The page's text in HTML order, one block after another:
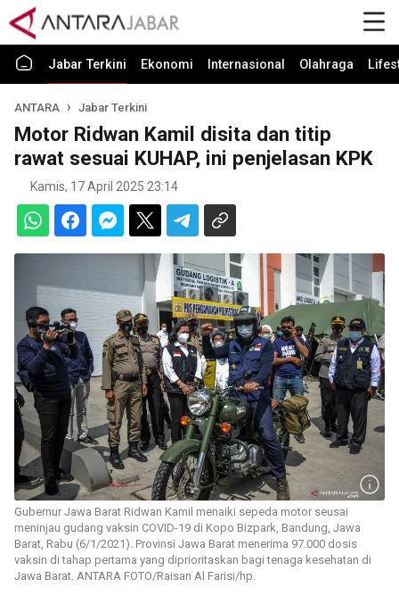
Jabar Terkini Ekonomi Internasional Olahraga
ANTARA Jabar Terkini
Motor Ridwan Kamil disita dan titip
rawat sesuai KUHAP, ini penjelasan KPK
Kamis, 17 April 2025 23:14
Gubernur Jawa Barat Ridwan Kamil menaiki sepeda motor seusai
meninjau gudang vaksin COVID-19 di Kopo Bizpark, Bandung, Jawa
Barat, Rabu (6/1/2021). Provinsi Jawa Barat menerima 97.000 dosis
vaksin di tahap pertama yang diprioritaskan bagi tenaga kesehatan di
Jawa Barat. ANTARA FOTO/Raisan Al Farisi/hp.